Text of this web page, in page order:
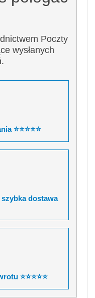
Poczty
wysłanych
⭐⭐⭐⭐⭐
dostawa
⭐⭐⭐⭐⭐